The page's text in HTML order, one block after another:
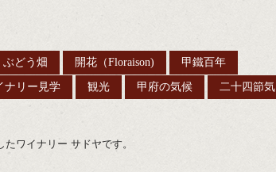
ぶどう畑 開花（Floraison) 甲鐵百年
ナリー見学 観光 甲府の気候 二十四節気
ワイナリー サドヤです。